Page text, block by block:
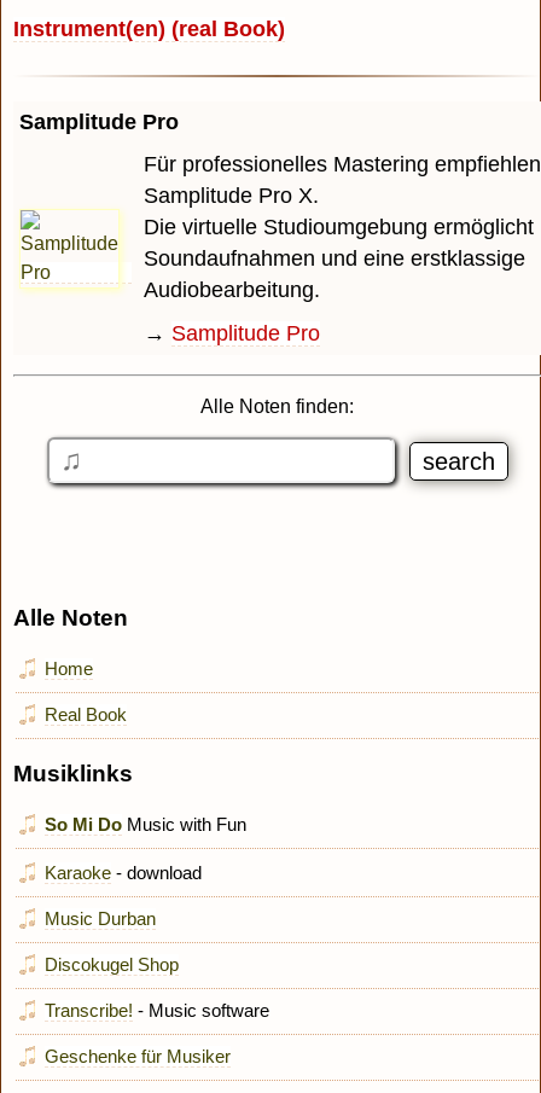
Instrument(en) (real Book)
Samplitude Pro
Für professionelles Mastering
Samplitude Pro X.
Die virtuelle Studioumgebung ermöglicht
Soundaufnahmen und eine erstklassige
Audiobearbeitung.
→ Samplitude Pro
Alle Noten finden:
Alle Noten
Home
Real Book
Musiklinks
So Mi Do Music with Fun
Karaoke - download
Music Durban
Discokugel Shop
Transcribe! - Music software
Geschenke für Musiker